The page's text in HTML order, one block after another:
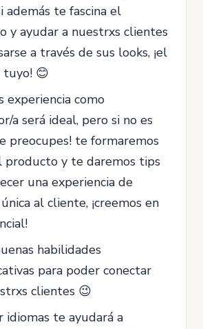
además te fascina el
y ayudar a nuestrxs clientes
a través de sus looks, ¡el
tuyo! 😊
experiencia como
a será ideal, pero si no es
preocupes! te formaremos
producto y te daremos tips
una experiencia de
al cliente, ¡creemos en
habilidades
para poder conectar
clientes 😉
idiomas te ayudará a